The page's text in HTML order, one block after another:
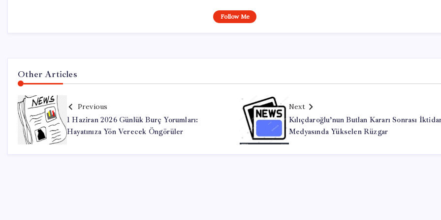
Follow Me
Other Articles
Previous
1 Haziran 2026 Günlük Burç Yorumları:
Hayatınıza Yön Verecek Öngörüler
Next
Kılıçdaroğlu’nun Butlan Kararı Sonrası
Medyasında Yükselen Rüzgar